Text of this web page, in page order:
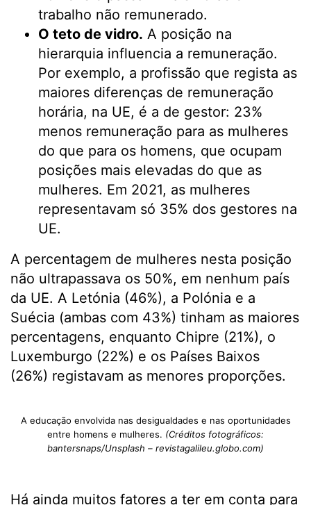
trabalho não remunerado.
O teto de vidro. A posição na
hierarquia influencia a remuneração.
Por exemplo, a profissão que regista as
maiores diferenças de remuneração
horária, na UE, é a de gestor: 23%
menos remuneração para as mulheres
do que para os homens, que ocupam
posições mais elevadas do que as
mulheres. Em 2021, as mulheres
representavam só 35% dos gestores na
UE.
A percentagem de mulheres nesta posição
não ultrapassava os 50%, em nenhum país
da UE. A Letónia (46%), a Polónia e a
Suécia (ambas com 43%) tinham as maiores
percentagens, enquanto Chipre (21%), o
Luxemburgo (22%) e os Países Baixos
(26%) registavam as menores proporções.
A educação envolvida nas desigualdades e nas oportunidades
entre homens e mulheres. (Créditos fotográficos:
bantersnaps/Unsplash – revistagalileu.globo.com)
Há ainda muitos fatores a ter em conta para